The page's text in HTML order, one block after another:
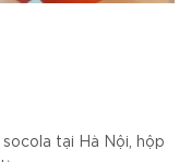
tại Hà Nội, hộp